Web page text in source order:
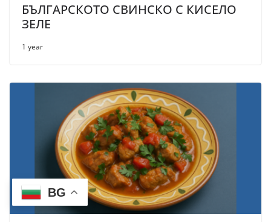
БЪЛГАРСКОТО СВИНСКО С КИСЕЛО
ЗЕЛЕ
1 year
BG